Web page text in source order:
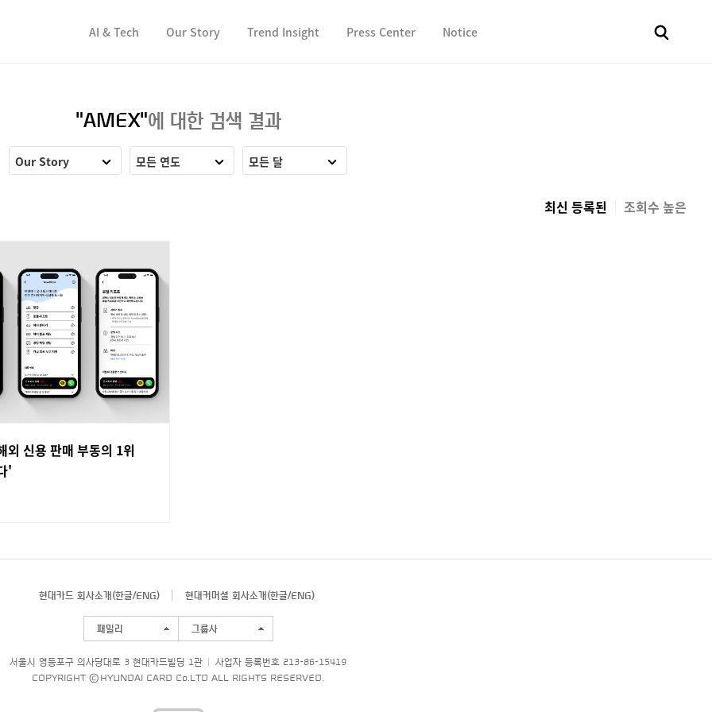
AI & Tech Our Story Trend Insight Press Center Notice
"AMEX"에 대한 검색 결과
Our Story 모든 연도 모든 달
최신 등록된 조회수 높은
외 신용 판매 부동의 1위
'
현대카드 회사소개(한글/ENG) 현대커머셜 회사소개(한글/ENG)
패밀리 그룹사
서울시 영등포구 의사당대로 3 현대카드빌딩 1관
사업자 등록번호 213-86-15419
COPYRIGHT © HYUNDAI CARD Co.LTD ALL RIGHTS RESERVED.